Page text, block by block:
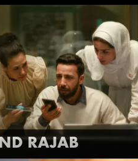
RAJAB
OF HIND RAJAB
FILMTRAILER
ANSEHEN